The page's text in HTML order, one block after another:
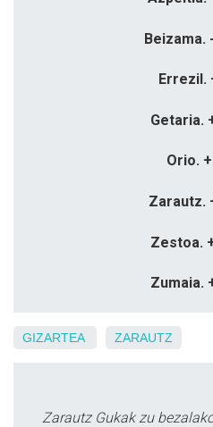
Beizama.
Errezil.
Getaria.
Orio.
Zarautz.
Zestoa.
Zumaia.
GIZARTEA ZARAUTZ
Zarautz Gukak zu